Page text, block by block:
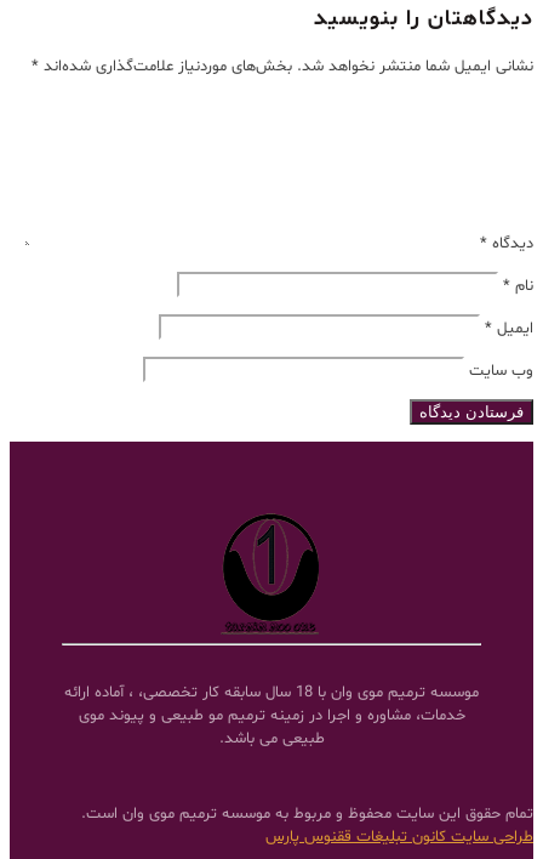
دیدگاهتان را بنویسید
نشانی ایمیل شما منتشر نخواهد شد. بخش‌های موردنیاز علامت‌گذاری شده‌اند *
دیدگاه *
نام *
ایمیل *
وب‌ سایت
موسسه ترمیم موی وان با 18 سال سابقه کار تخصصی، ، آماده ارائه
خدمات، مشاوره و اجرا در زمینه ترمیم مو طبیعی و پیوند موی
طبیعی می باشد.
تمام حقوق این سایت محفوظ و مربوط به موسسه ترمیم موی وان است.
طراحی سایتکانون تبلیغات ققنوس پارس